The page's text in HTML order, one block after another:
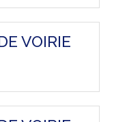
VOIRIE